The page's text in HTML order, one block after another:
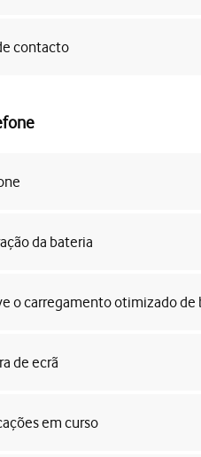
contacto
da bateria
o carregamento otimizado de
de ecrã
em curso